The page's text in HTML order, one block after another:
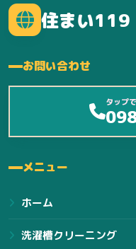
住まい119
お問い合わせ
タップ
メニュー
ホーム
洗濯槽クリーニング